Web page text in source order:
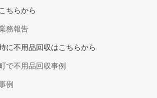
ちらから
務報告
に不用品回収はこちらから
で不用品回収事例
例